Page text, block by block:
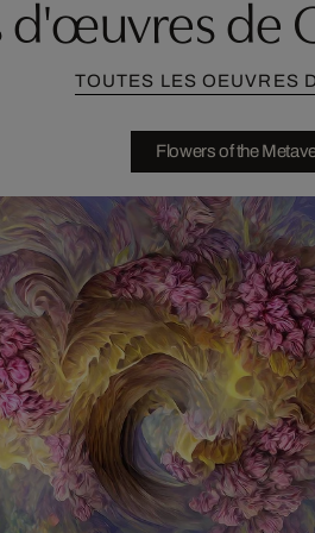
d'œuvres de
TOUTES LES OEUVRES
Flowers of the